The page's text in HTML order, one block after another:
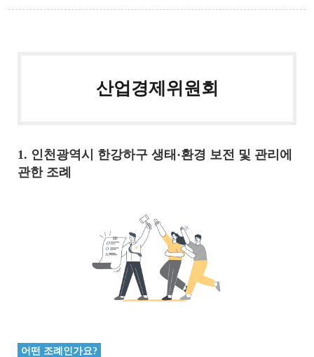
산업경제위원회
1. 인천광역시 한강하구 생태·환경 보전 및 관리에
관한 조례
어떤 조례인가요?